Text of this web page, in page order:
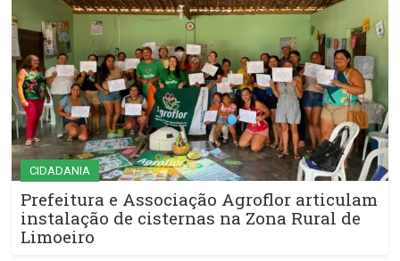
CIDADANIA
Prefeitura e Associação Agroflor articulam
instalação de cisternas na Zona Rural de
Limoeiro